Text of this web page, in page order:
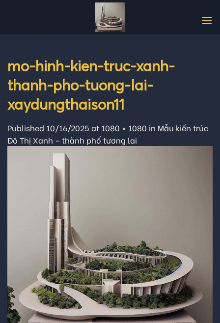
mo-hinh-kien-truc-xanh-
thanh-pho-tuong-lai-
xaydungthaison11
Published 10/16/2025 at 1080 × 1080 in Mẫu kiến trúc
Đô Thị Xanh – thành phố tương lai